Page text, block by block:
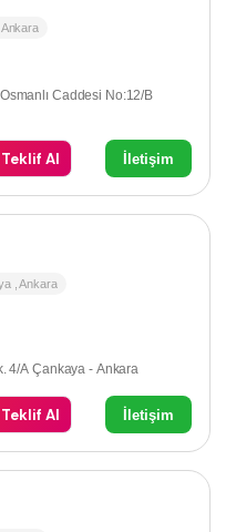
Ankara
Caddesi No:12/B
Al İletişim
,Ankara
4/A Çankaya - Ankara
Al İletişim